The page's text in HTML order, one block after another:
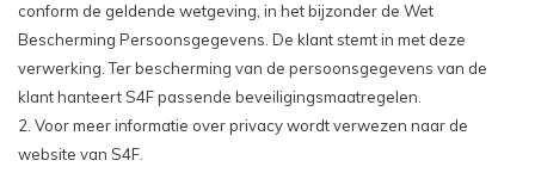
conform de geldende wetgeving, in het bijzonder de Wet
Bescherming Persoonsgegevens. De klant stemt in met deze
verwerking. Ter bescherming van de persoonsgegevens van de
klant hanteert S4F passende beveiligingsmaatregelen.
2. Voor meer informatie over privacy wordt verwezen naar de
website van S4F.